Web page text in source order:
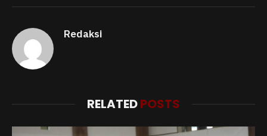
Redaksi
RELATEDPOSTS